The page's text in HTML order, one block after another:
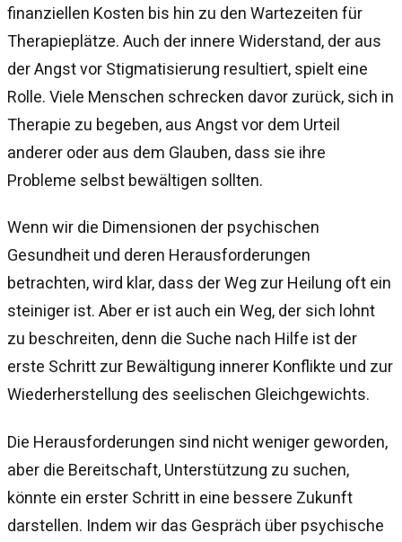
finanziellen Kosten bis hin zu den Wartezeiten für
Therapieplätze. Auch der innere Widerstand, der aus
der Angst vor Stigmatisierung resultiert, spielt eine
Rolle. Viele Menschen schrecken davor zurück, sich in
Therapie zu begeben, aus Angst vor dem Urteil
anderer oder aus dem Glauben, dass sie ihre
Probleme selbst bewältigen sollten.
Wenn wir die Dimensionen der psychischen
Gesundheit und deren Herausforderungen
betrachten, wird klar, dass der Weg zur Heilung oft ein
steiniger ist. Aber er ist auch ein Weg, der sich lohnt
zu beschreiten, denn die Suche nach Hilfe ist der
erste Schritt zur Bewältigung innerer Konflikte und zur
Wiederherstellung des seelischen Gleichgewichts.
Die Herausforderungen sind nicht weniger geworden,
aber die Bereitschaft, Unterstützung zu suchen,
könnte ein erster Schritt in eine bessere Zukunft
darstellen. Indem wir das Gespräch über psychische